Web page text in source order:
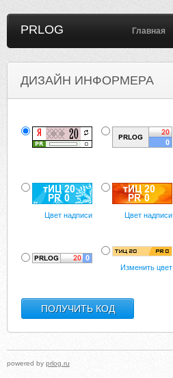
PRLOG Главная
ДИЗАЙН ИНФОРМЕРА
Цвет надписи Цвет надписи
Изменить цвет
powered by prlog.ru